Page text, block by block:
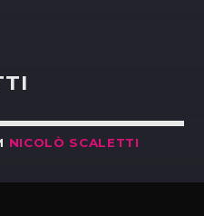
NICOLÒ SCALETTI